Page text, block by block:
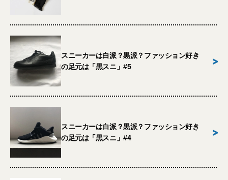
スニーカーは白派？黒派？ファッション好き
の足元は「黒スニ」#5
>
スニーカーは白派？黒派？ファッション好き
の足元は「黒スニ」#4
>